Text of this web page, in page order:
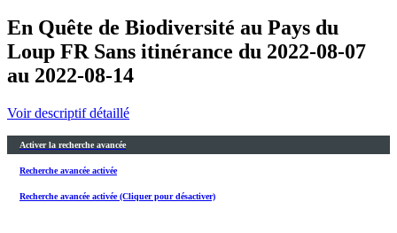
En Quête de Biodiversité au Pays du
Loup FR Sans itinérance du 2022-08-07
au 2022-08-14
Voir descriptif détaillé
Activer la recherche avancée
Recherche avancée activée
Recherche avancée activée (Cliquer pour désactiver)